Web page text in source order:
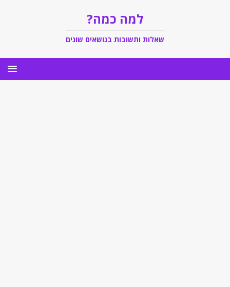
למה כמה?
שאלות ותשובות בנושאים שונים